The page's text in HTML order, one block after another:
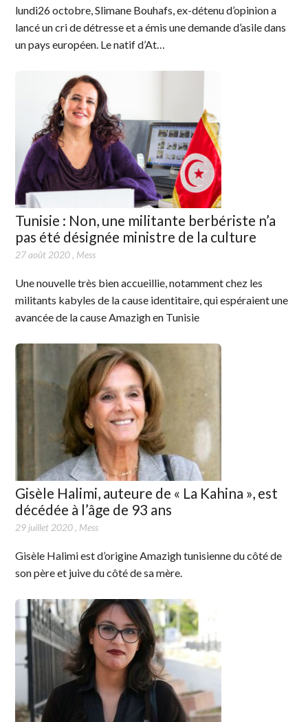
lundi26 octobre, Slimane Bouhafs, ex-détenu d’opinion a
lancé un cri de détresse et a émis une demande d’asile dans
un pays européen. Le natif d’At…
Tunisie : Non, une militante berbériste n’a
pas été désignée ministre de la culture
27 août 2020, Mess
Une nouvelle très bien accueillie, notamment chez les
militants kabyles de la cause identitaire, qui espéraient une
avancée de la cause Amazigh en Tunisie
Gisèle Halimi, auteure de « La Kahina », est
décédée à l’âge de 93 ans
29 juillet 2020, Mess
Gisèle Halimi est d’origine Amazigh tunisienne du côté de
son père et juive du côté de sa mère.